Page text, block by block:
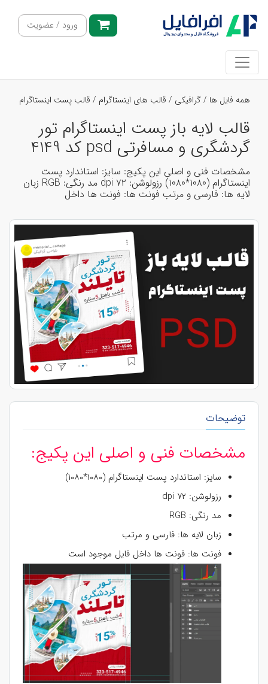
ورود / عضویت
همه فایل ها /گرافیکی / قالب های اینستاگرام / قالب پست اینستاگرام
قالب لایه باز پست اینستاگرام تور
گردشگری و مسافرتی psd کد 4149
مشخصات فنی و اصلی این پکیج: سایز: استاندارد پست
اینستاگرام (۱۰۸۰*۱۰۸۰) رزولوشن: ۷۲ dpi مد رنگی: RGB زبان
لایه ها: فارسی و مرتب فونت ها: فونت ها داخل
توضیحات
مشخصات فنی و اصلی این پکیج:
سایز: استاندارد پست اینستاگرام (۱۰۸۰*۱۰۸۰)
رزولوشن: ۷۲ dpi
مد رنگی: RGB
زبان لایه ها: فارسی و مرتب
فونت ها: فونت ها داخل فایل موجود است